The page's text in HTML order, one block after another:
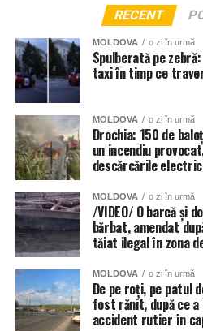
RECENT
MOLDOVA o zi în urmă
Spulberată pe
taxi în timp ce
MOLDOVA o zi în urmă
Drochia: 150 de
un incendiu
descărcările
MOLDOVA o zi în urmă
/VIDEO/ O barcă și
bărbat, amendat
tăiat ilegal în zona
MOLDOVA o zi în urmă
De pe roți, pe patul
fost rănit, după ce
accident rutier în